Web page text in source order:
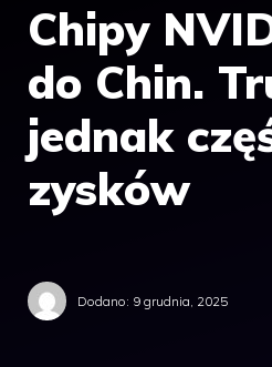
Chipy
do Chin.
jednak
zysków
Dodano: 9 grudnia, 2025